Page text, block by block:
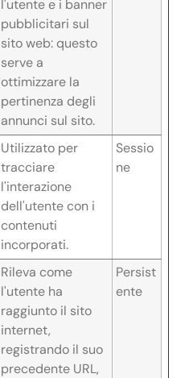
l'utente e i banner
pubblicitari sul
sito web: questo
serve a
ottimizzare la
pertinenza degli
annunci sul sito.
Utilizzato per
tracciare
l'interazione
dell'utente con i
contenuti
incorporati.
Sessio
ne
Rileva come
l'utente ha
raggiunto il sito
internet,
registrando il suo
precedente URL,
Persist
ente